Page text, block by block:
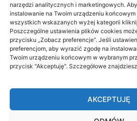
narzędzi analitycznych i marketingowych.
instalowanie na Twoim urządzeniu
wszystkich wskazanych wyżej kategorii
Poszczególne ustawienia plików cookies
przycisku „Zobacz preferencje”. Jeśli
preferencjom, aby wyrazić zgodę na
Twoim urządzeniu końcowym w wybranym
przycisk "Akceptuję". Szczegółowe
AKCEPTUJĘ
Archino
Archino to miejsce dla ciebie, to
ciekawego, interesującego.
treścią zamieszczonym
mógł publikować to co ci przyjdzie do